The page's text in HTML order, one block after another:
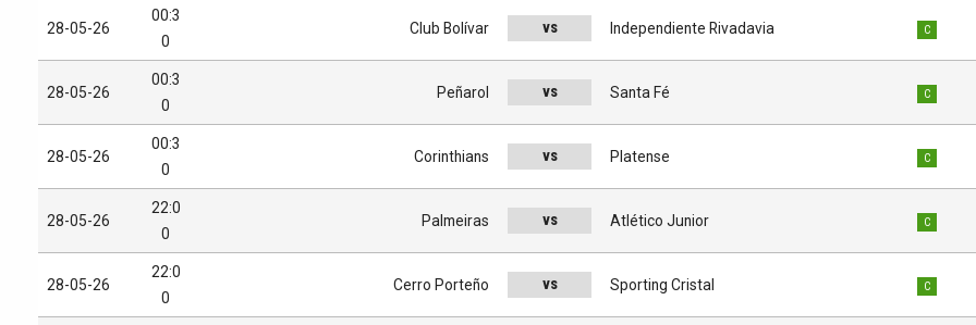
28-05-26
00:3
0
Club Bolívar vs Independiente Rivadavia C
28-05-26
00:3
0
Peñarol vs Santa Fé C
28-05-26
00:3
0
Corinthians vs Platense C
28-05-26
22:0
0
Palmeiras vs Atlético Junior C
28-05-26
22:0
0
Cerro Porteño vs Sporting Cristal C